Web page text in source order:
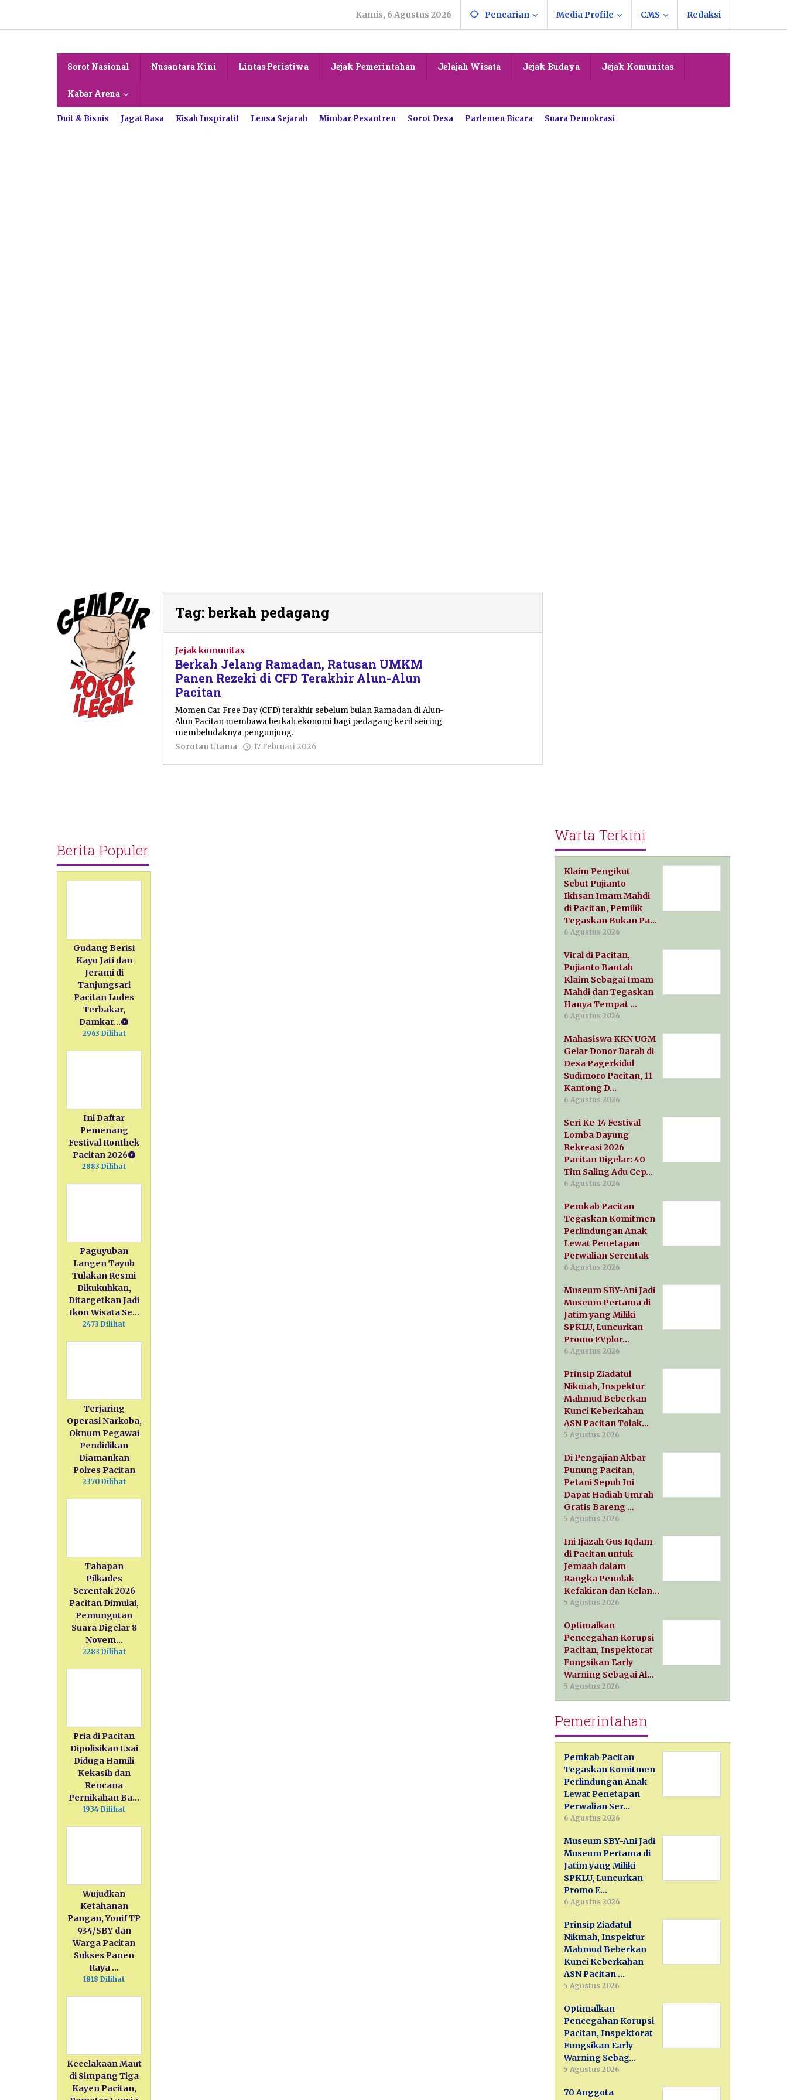
konten
Kamis, 6 Agustus 2026 Pencarian Media Profile CMS Redaksi
Sorot Nasional Nusantara Kini Lintas Peristiwa Jejak Pemerintahan Jelajah Wisata Jejak Budaya Jejak Komunitas
Kabar Arena
Duit & Bisnis Jagat Rasa Kisah Inspiratif Lensa Sejarah Mimbar Pesantren Sorot Desa Parlemen Bicara Suara Demokrasi
Berita Populer
Gudang Berisi
Kayu Jati dan
Jerami di
Tanjungsari
Pacitan Ludes
Terbakar,
Damkar…
2963 Dilihat
Ini Daftar
Pemenang
Festival Ronthek
Pacitan 2026
2883 Dilihat
Paguyuban
Langen Tayub
Tulakan Resmi
Dikukuhkan,
Ditargetkan Jadi
Ikon Wisata Se…
2473 Dilihat
Terjaring
Operasi Narkoba,
Oknum Pegawai
Pendidikan
Diamankan
Polres Pacitan
2370 Dilihat
Tahapan
Pilkades
Serentak 2026
Pacitan Dimulai,
Pemungutan
Suara Digelar 8
Novem…
2283 Dilihat
Pria di Pacitan
Dipolisikan Usai
Diduga Hamili
Kekasih dan
Rencana
Pernikahan Ba…
1934 Dilihat
Wujudkan
Ketahanan
Pangan, Yonif TP
934/SBY dan
Warga Pacitan
Sukses Panen
Raya …
1818 Dilihat
Kecelakaan Maut
di Simpang Tiga
Kayen Pacitan,
Tag:berkah pedagang
Jejak komunitas
Berkah Jelang Ramadan, Ratusan UMKM
Panen Rezeki di CFD Terakhir Alun-Alun
Pacitan
Momen Car Free Day (CFD) terakhir sebelum bulan Ramadan di Alun-
Alun Pacitan membawa berkah ekonomi bagi pedagang kecil seiring
membeludaknya pengunjung.
Sorotan Utama
17 Februari 2026
Enggar
Warta Terkini
Klaim Pengikut
Sebut Pujianto
Ikhsan Imam Mahdi
di Pacitan, Pemilik
Tegaskan Bukan Pa…
6 Agustus 2026
Viral di Pacitan,
Pujianto Bantah
Klaim Sebagai Imam
Mahdi dan Tegaskan
Hanya Tempat …
6 Agustus 2026
Mahasiswa KKN UGM
Gelar Donor Darah di
Desa Pagerkidul
Sudimoro Pacitan, 11
Kantong D…
6 Agustus 2026
Seri Ke-14 Festival
Lomba Dayung
Rekreasi 2026
Pacitan Digelar: 40
Tim Saling Adu Cep…
6 Agustus 2026
Pemkab Pacitan
Tegaskan Komitmen
Perlindungan Anak
Lewat Penetapan
Perwalian Serentak
6 Agustus 2026
Museum SBY-Ani Jadi
Museum Pertama di
Jatim yang Miliki
SPKLU, Luncurkan
Promo EVplor…
6 Agustus 2026
Prinsip Ziadatul
Nikmah, Inspektur
Mahmud Beberkan
Kunci Keberkahan
ASN Pacitan Tolak…
5 Agustus 2026
Di Pengajian Akbar
Punung Pacitan,
Petani Sepuh Ini
Dapat Hadiah Umrah
Gratis Bareng …
5 Agustus 2026
Ini Ijazah Gus Iqdam
di Pacitan untuk
Jemaah dalam
Rangka Penolak
Kefakiran dan Kelan…
5 Agustus 2026
Optimalkan
Pencegahan Korupsi
Pacitan, Inspektorat
Fungsikan Early
Warning Sebagai Al…
5 Agustus 2026
Pemerintahan
Pemkab Pacitan
Tegaskan Komitmen
Perlindungan Anak
Lewat Penetapan
Perwalian Ser…
6 Agustus 2026
Museum SBY-Ani Jadi
Museum Pertama di
Jatim yang Miliki
SPKLU, Luncurkan
Promo E…
6 Agustus 2026
Prinsip Ziadatul
Nikmah, Inspektur
Mahmud Beberkan
Kunci Keberkahan
ASN Pacitan …
5 Agustus 2026
Optimalkan
Pencegahan Korupsi
Pacitan, Inspektorat
Fungsikan Early
Warning Sebag…
5 Agustus 2026
70 Anggota